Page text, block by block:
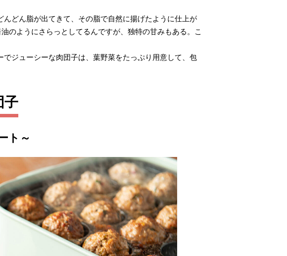
どん脂が出てきて、その脂で自然に揚げたように仕上が
のようにさらっとしてるんですが、独特の甘みもある。こ
ジューシーな肉団子は、葉野菜をたっぷり用意して、包
子
ト～